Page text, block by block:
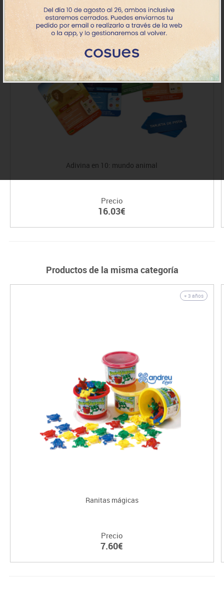
Adivina en 10: mundo animal
Precio
16.03€
Productos de la misma categoría
+ 3 años
Ranitas mágicas
Precio
7.60€